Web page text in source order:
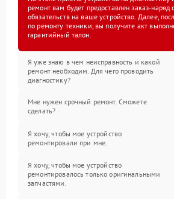
ремонт вам будет предоставлен заказ-наряд
обязательств на ваше устройство. Далее,
по ремонту техники, вы получите акт
гарантийный талон.
Я уже знаю в чем неисправность и какой
ремонт необходим. Для чего проводить
диагностику?
Мне нужен срочный ремонт. Сможете
сделать?
Я хочу, чтобы мое устройство
ремонтировали при мне.
Я хочу, чтобы мое устройство
ремонтировалось только оригинальными
запчастями.